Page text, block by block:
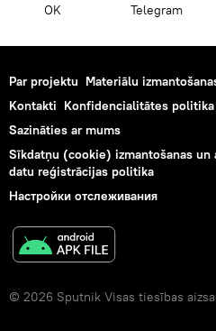
OK Telegram
Par projektu Materiālu
Kontakti Konfidencialitātes politika
Sazināties ar mums
Sīkdatņu (cookie) izmantošanas un
datu reģistrācijas politika
Настройки отслеживания
© 2026 Sputnik Visas tiesības